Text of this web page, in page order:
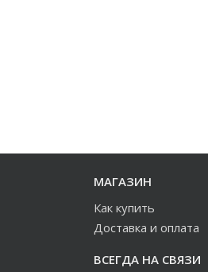
МАГАЗИН
Как купить
Доставка и оплата
ВСЕГДА НА СВЯЗИ